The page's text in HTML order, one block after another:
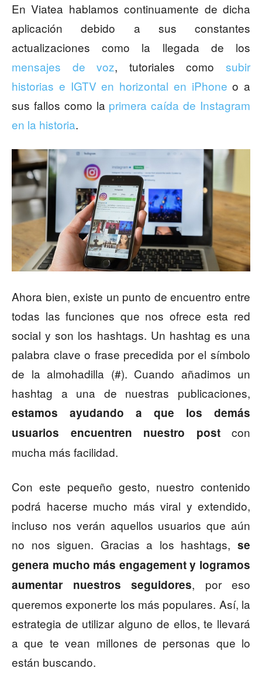
En Viatea hablamos continuamente de dicha
aplicación debido a sus constantes
actualizaciones como la llegada de los
mensajes de voz, tutoriales comosubir
historias e IGTV en horizontal en iPhone o a
sus fallos como la primera caída de Instagram
en la historia.
Ahora bien, existe un punto de encuentro entre
todas las funciones que nos ofrece esta red
social y son los hashtags. Un hashtag es una
palabra clave o frase precedida por el símbolo
de la almohadilla (#). Cuando añadimos un
hashtag a una de nuestras publicaciones,
estamos ayudando a que los demás
usuarios encuentren nuestro postcon
mucha más facilidad.
Con este pequeño gesto, nuestro contenido
podrá hacerse mucho más viral y extendido,
incluso nos verán aquellos usuarios que aún
no nos siguen. Gracias a los hashtags, se
genera mucho más engagement y logramos
aumentar nuestros seguidores, por eso
queremos exponerte los más populares. Así, la
estrategia de utilizar alguno de ellos, te llevará
a que te vean millones de personas que lo
están buscando.